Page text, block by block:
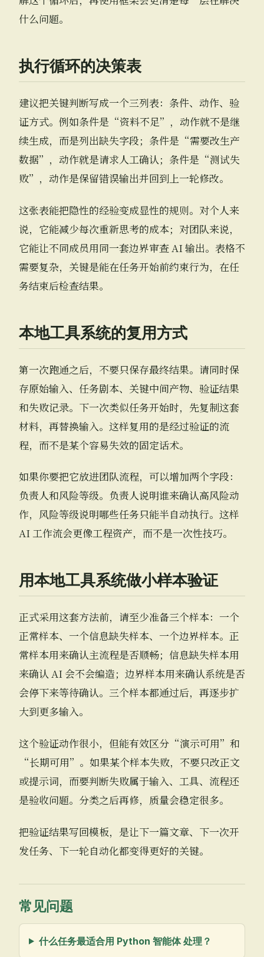
什么问题。
执行循环的决策表
建议把关键判断写成一个三列表：条件、动作、验
证方式。例如条件是“资料不足”，动作就不是继
续生成，而是列出缺失字段；条件是“需要改生产
数据”，动作就是请求人工确认；条件是“测试失
败”，动作是保留错误输出并回到上一轮修改。
这张表能把隐性的经验变成显性的规则。对个人来
说，它能减少每次重新思考的成本；对团队来说，
它能让不同成员用同一套边界审查 AI 输出。表格不
需要复杂，关键是能在任务开始前约束行为，在任
务结束后检查结果。
本地工具系统的复用方式
第一次跑通之后，不要只保存最终结果。请同时保
存原始输入、任务剧本、关键中间产物、验证结果
和失败记录。下一次类似任务开始时，先复制这套
材料，再替换输入。这样复用的是经过验证的流
程，而不是某个容易失效的固定话术。
如果你要把它放进团队流程，可以增加两个字段：
负责人和风险等级。负责人说明谁来确认高风险动
作，风险等级说明哪些任务只能半自动执行。这样
AI 工作流会更像工程资产，而不是一次性技巧。
用本地工具系统做小样本验证
正式采用这套方法前，请至少准备三个样本：一个
正常样本、一个信息缺失样本、一个边界样本。正
常样本用来确认主流程是否顺畅；信息缺失样本用
来确认 AI 会不会编造；边界样本用来确认系统是否
会停下来等待确认。三个样本都通过后，再逐步扩
大到更多输入。
这个验证动作很小，但能有效区分“演示可用”和
“长期可用”。如果某个样本失败，不要只改正文
或提示词，而要判断失败属于输入、工具、流程还
是验收问题。分类之后再修，质量会稳定很多。
把验证结果写回模板，是让下一篇文章、下一次开
发任务、下一轮自动化都变得更好的关键。
常见问题
什么任务最适合用 Python 智能体 处理？